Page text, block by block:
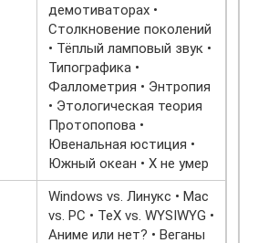
демотиваторах •
Столкновение поколений
• Тёплый ламповый звук •
Типографика •
Фаллометрия • Энтропия
• Этологическая теория
Протопопова •
Ювенальная юстиция •
Южный океан • X не умер
Windows vs. Линукс • Mac
vs. PC • TeX vs. WYSIWYG •
Аниме или нет? • Веганы